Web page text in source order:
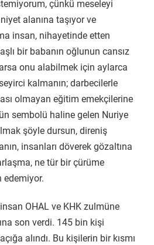
çünkü meseleyi
alanına taşıyor ve
insan, nihayetinde etten
bir babanın oğlunun cansız
onu alabilmek için aylarca
kalmanın; darbecilerle
olmayan eğitim emekçilerine
sembolü haline gelen Nuriye
şöyle dursun, direniş
insanları döverek gözaltına
ne tür bir çürüme
edemiyor.
OHAL ve KHK zulmüne
son verdi. 145 bin kişi
alındı. Bu kişilerin bir kısmı